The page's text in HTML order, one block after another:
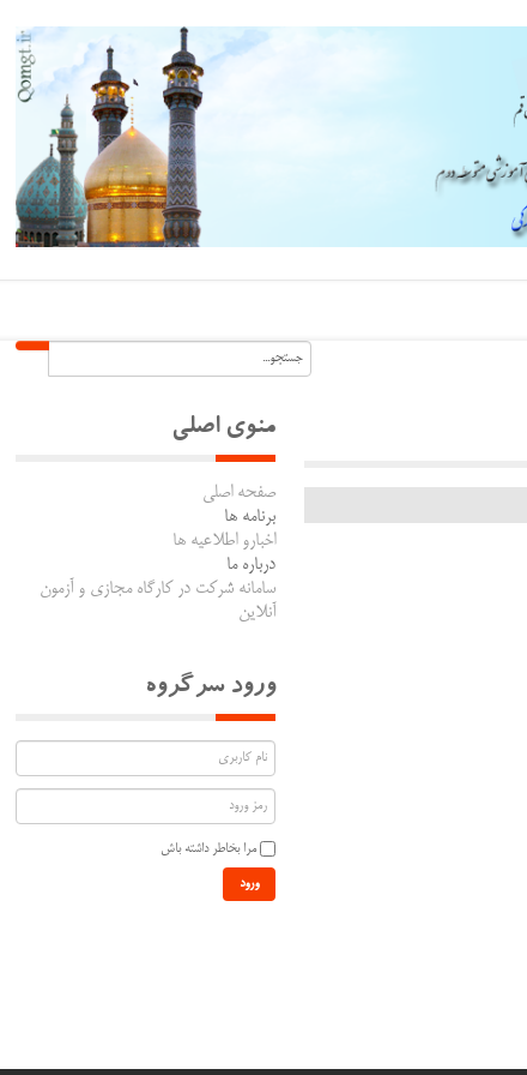
منوی اصلی
صفحه اصلی
برنامه ها
اخبارو اطلاعیه ها
درباره ما
سامانه شرکت در کارگاه مجازی و آزمون
آنلاین
ورود سرگروه
مرا بخاطر داشته باش
ورود